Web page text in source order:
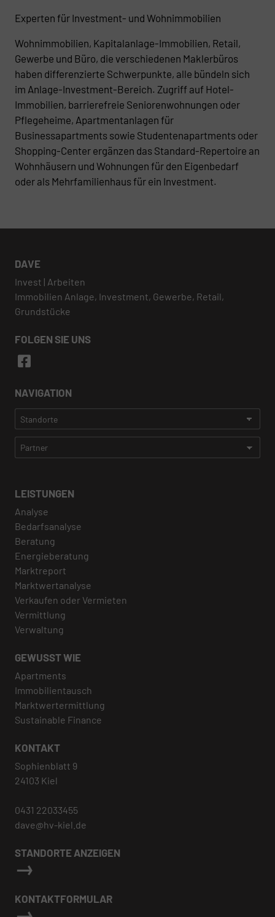
Experten für Investment- und Wohnimmobilien
Wohnimmobilien, Kapitalanlage-Immobilien, Retail,
Gewerbe und Büro, die verschiedenen Maklerbüros
haben differenzierte Schwerpunkte, alle bündeln sich
im Anlage-Investment-Bereich. Zugriff auf Hotel-
Immobilien, barrierefreie Seniorenwohnungen oder
Pflegeheime, Apartmentanlagen für
Businessapartments sowie Studentenapartments oder
Shopping-Center ergänzen das Standard-Repertoire an
Wohnhäusern und Wohnungen für den Eigenbedarf
oder als Mehrfamilienhaus für ein Investment.
DAVE
Invest | Arbeiten
Immobilien Anlage, Investment, Gewerbe, Retail,
Grundstücke
FOLGEN SIE UNS
NAVIGATION
LEISTUNGEN
Analyse
Bedarfsanalyse
Beratung
Energieberatung
Marktreport
Marktwertanalyse
Verkaufen oder Vermieten
Vermittlung
Verwaltung
GEWUSST WIE
Apartments
Immobilientausch
Marktwertermittlung
Sustainable Finance
KONTAKT
Sophienblatt 9
24103 Kiel
0431 22033455
dave@hv-kiel.de
STANDORTE ANZEIGEN
KONTAKTFORMULAR